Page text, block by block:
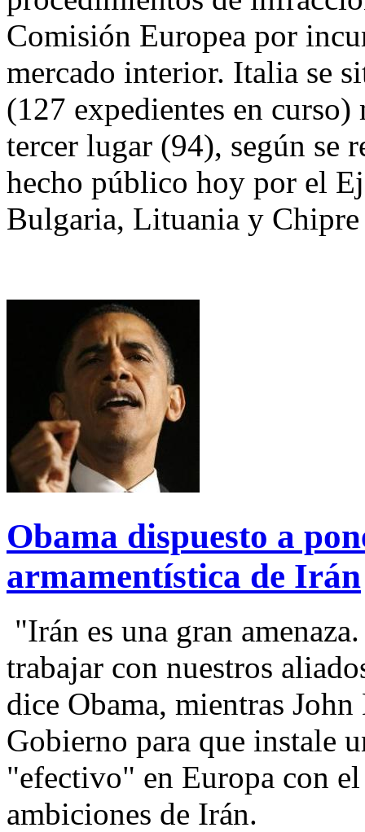
Comisión Europea por
mercado interior. Italia se
(127 expedientes en
tercer lugar (94), según se
hecho público hoy por el
Bulgaria, Lituania y Chipre
Obama dispuesto a
armamentística de Irán
"Irán es una gran
trabajar con nuestros
dice Obama, mientras
Gobierno para que instale
"efectivo" en Europa con
ambiciones de Irán.